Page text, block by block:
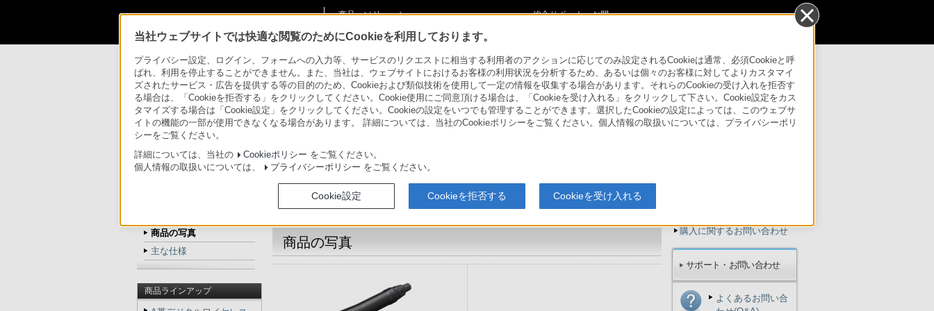
商品・ソリューショ
総合サポート・お問
法人のお客様 プロオーディオ DWM-02/AB 商品の写真
プロオーディオ サポート・お問い合わせ
トップ 商品一覧 アクセサリー 事例紹介
機器アップデー
DWM-02/AB
商品の写真
主な仕様
商品ラインアップ
デジタルワイヤレスマイクロホン
DWM-02/AB
商品の写真
購入に関するお問い合わせ
サポート・お問い合わせ
よくあるお問い合
当社ウェブサイトでは快適な閲覧のためにCookieを利用しております。
プライバシー設定、ログイン、フォームへの入力等、サービスのリクエストに相当する利用者のアクションに応じてのみ設定されるCookieは通常、必須Cookieと呼
ばれ、利用を停止することができません。また、当社は、ウェブサイトにおけるお客様の利用状況を分析するため、あるいは個々のお客様に対してよりカスタマイ
ズされたサービス・広告を提供する等の目的のため、Cookieおよび類似技術を使用して一定の情報を収集する場合があります。それらのCookieの受け入れを拒否す
る場合は、「Cookieを拒否する」をクリックしてください。Cookie使用にご同意頂ける場合は、「Cookieを受け入れる」をクリックして下さい。Cookie設定をカス
タマイズする場合は「Cookie設定」をクリックしてください。Cookieの設定をいつでも管理することができます。選択したCookieの設定によっては、このウェブサ
イトの機能の一部が使用できなくなる場合があります。 詳細については、当社のCookieポリシーをご覧ください。個人情報の取扱いについては、プライバシーポリ
シーをご覧ください。
詳細については、当社の Cookieポリシー をご覧ください。
個人情報の取扱いについては、
プライバシーポリシー をご覧ください。
Cookie設定 Cookieを拒否する Cookieを受け入れる